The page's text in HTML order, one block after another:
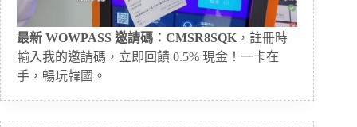
最新 WOWPASS 邀請碼：CMSR8SQK ，註冊時
輸入我的邀請碼，立即回饋 0.5% 現金！一卡在
手，暢玩韓國。